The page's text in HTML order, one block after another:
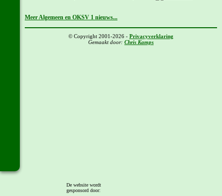
Meer Algemeen en OKSV 1 nieuws...
© Copyright 2001-2026 - Privacyverklaring
Gemaakt door: Chris Kamps
De website wordt
gesponsord door: